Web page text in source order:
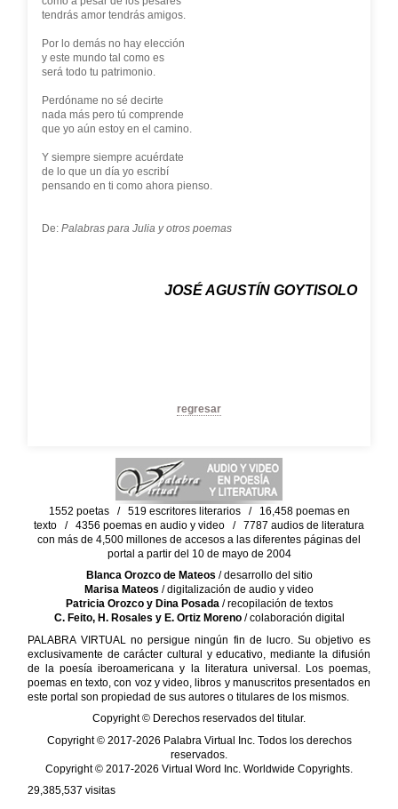
tendrás amor tendrás amigos.
Por lo demás no hay elección
y este mundo tal como es
será todo tu patrimonio.
Perdóname no sé decirte
nada más pero tú comprende
que yo aún estoy en el camino.
Y siempre siempre acuérdate
de lo que un día yo escribí
pensando en ti como ahora pienso.
De: Palabras para Julia y otros poemas
JOSÉ AGUSTÍN GOYTISOLO
regresar
1552 poetas / 519 escritores literarios / 16,458 poemas en
texto / 4356 poemas en audio y video / 7787 audios de literatura
con más de 4,500 millones de accesos a las diferentes páginas del
portal a partir del 10 de mayo de 2004
Blanca Orozco de Mateos / desarrollo del sitio
Marisa Mateos / digitalización de audio y video
Patricia Orozco y Dina Posada/ recopilación de textos
C. Feito, H. Rosales y E. Ortiz Moreno/ colaboración digital
PALABRA VIRTUAL no persigue ningún fin de lucro. Su objetivo es
exclusivamente de carácter cultural y educativo, mediante la difusión
de la poesía iberoamericana y la literatura universal. Los poemas,
poemas en texto, con voz y video, libros y manuscritos presentados en
este portal son propiedad de sus autores o titulares de los mismos.
Copyright © Derechos reservados del titular.
Copyright © 2017-2026 Palabra Virtual Inc. Todos los derechos
reservados.
Copyright © 2017-2026 Virtual Word Inc. Worldwide Copyrights.
29,385,537 visitas